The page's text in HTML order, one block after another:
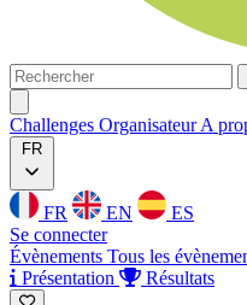
Rechercher
Challenges OrganisateurA
FR
FR EN
ES
Se connecter
Évènements Tous les
Présentation
Résultats